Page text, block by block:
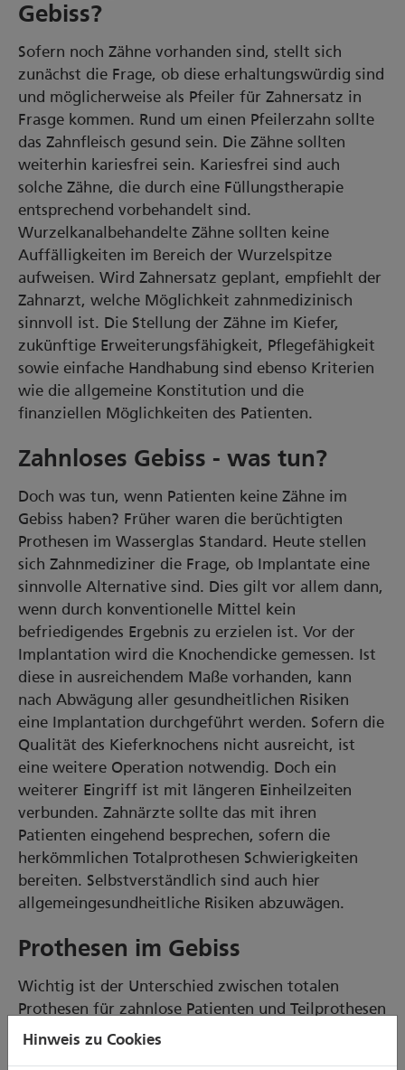
Gebiss?
Sofern noch Zähne vorhanden sind, stellt sich
zunächst die Frage, ob diese erhaltungswürdig sind
und möglicherweise als Pfeiler für Zahnersatz in
Frasge kommen. Rund um einen Pfeilerzahn sollte
das Zahnfleisch gesund sein. Die Zähne sollten
weiterhin kariesfrei sein. Kariesfrei sind auch
solche Zähne, die durch eine Füllungstherapie
entsprechend vorbehandelt sind.
Wurzelkanalbehandelte Zähne sollten keine
Auffälligkeiten im Bereich der Wurzelspitze
aufweisen. Wird Zahnersatz geplant, empfiehlt der
Zahnarzt, welche Möglichkeit zahnmedizinisch
sinnvoll ist. Die Stellung der Zähne im Kiefer,
zukünftige Erweiterungsfähigkeit, Pflegefähigkeit
sowie einfache Handhabung sind ebenso Kriterien
wie die allgemeine Konstitution und die
finanziellen Möglichkeiten des Patienten.
Zahnloses Gebiss - was tun?
Doch was tun, wenn Patienten keine Zähne im
Gebiss haben? Früher waren die berüchtigten
Prothesen im Wasserglas Standard. Heute stellen
sich Zahnmediziner die Frage, ob Implantate eine
sinnvolle Alternative sind. Dies gilt vor allem dann,
wenn durch konventionelle Mittel kein
befriedigendes Ergebnis zu erzielen ist. Vor der
Implantation wird die Knochendicke gemessen. Ist
diese in ausreichendem Maße vorhanden, kann
nach Abwägung aller gesundheitlichen Risiken
eine Implantation durchgeführt werden. Sofern die
Qualität des Kieferknochens nicht ausreicht, ist
eine weitere Operation notwendig. Doch ein
weiterer Eingriff ist mit längeren Einheilzeiten
verbunden. Zahnärzte sollte das mit ihren
Patienten eingehend besprechen, sofern die
herkömmlichen Totalprothesen Schwierigkeiten
bereiten. Selbstverständlich sind auch hier
allgemeingesundheitliche Risiken abzuwägen.
Prothesen im Gebiss
Wichtig ist der Unterschied zwischen totalen
Prothesen für zahnlose Patienten und Teilprothesen
für Patienten mit einigen eigenen Zähnen im
Hinweis zu Cookies